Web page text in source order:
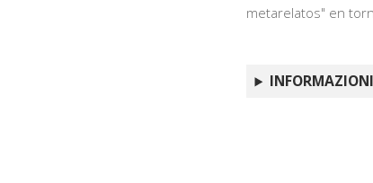
metarelatos" en
INFORMAZIONI